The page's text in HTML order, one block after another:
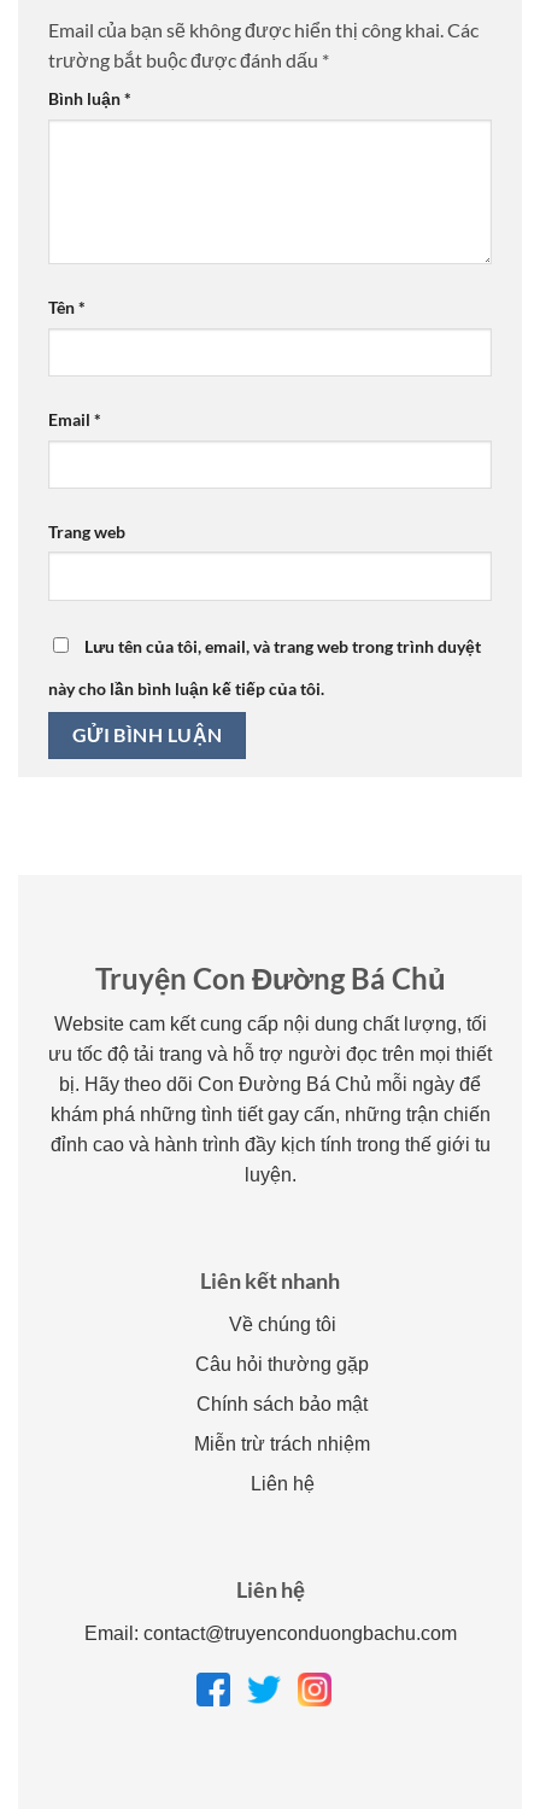
Email của bạn sẽ không được hiển thị công khai.Các
trường bắt buộc được đánh dấu *
Bình luận*
Tên*
Email *
Trang web
Lưu tên của tôi, email, và trang web trong trình duyệt
này cho lần bình luận kế tiếp của tôi.
Truyện Con Đường Bá Chủ
Website cam kết cung cấp nội dung chất lượng, tối
ưu tốc độ tải trang và hỗ trợ người đọc trên mọi thiết
bị. Hãy theo dõi Con Đường Bá Chủ mỗi ngày để
khám phá những tình tiết gay cấn, những trận chiến
đỉnh cao và hành trình đầy kịch tính trong thế giới tu
luyện.
Liên kết nhanh
Về chúng tôi
Câu hỏi thường gặp
Chính sách bảo mật
Miễn trừ trách nhiệm
Liên hệ
Liên hệ
Email: contact@truyenconduongbachu.com